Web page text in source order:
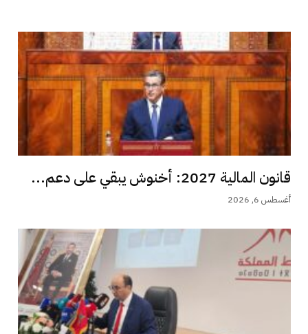
قانون المالية 2027: أخنوش يبقي على دعم...
أغسطس 6, 2026